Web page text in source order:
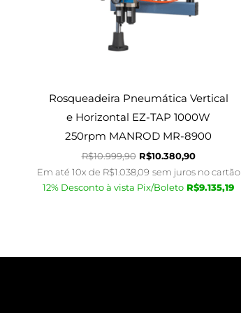
Rosqueadeira Pneumática Vertical
e Horizontal EZ-TAP 1000W
250rpm MANROD MR-8900
R$10.999,90 R$10.380,90
Em até 10x de R$1.038,09 sem juros no cartão
12% Desconto à vista Pix/Boleto R$9.135,19